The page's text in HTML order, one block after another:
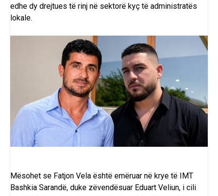
edhe dy drejtues të rinj në sektorë kyç të administratës
lokale.
Mësohet se Fatjon Vela është emëruar në krye të IMT
Bashkia Sarandë, duke zëvendësuar Eduart Veliun, i cili